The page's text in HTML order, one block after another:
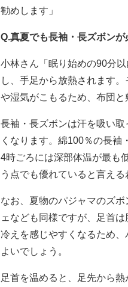
勧めします」
Q.真夏でも長袖・長ズボンが
小林さん「眠り始めの90分
し、手足から放熱されます
や湿気がこもるため、布団と
長袖・長ズボンは汗を吸い
くなります。綿100％の長袖
4時ごろには深部体温が最も
う点でも優れていると言える
なお、夏物のパジャマのズ
ェなども同様ですが、足首
冷えを感じやすくなるため
よいでしょう。
足首を温めると、足先から